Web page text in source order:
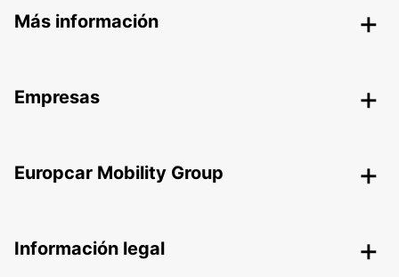
Más información
Empresas
Europcar Mobility Group
Información legal